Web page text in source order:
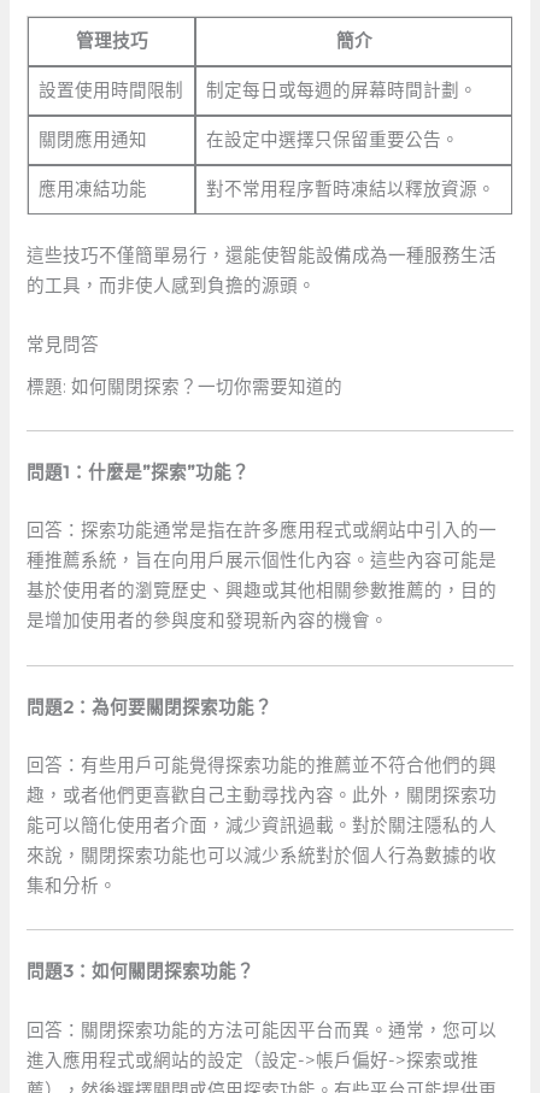
管理技巧 簡介
設置使用時間限制 制定每日或每週的屏幕時間計劃。
關閉應用通知 在設定中選擇只保留重要公告。
應用凍結功能 對不常用程序暫時凍結以釋放資源。
這些技巧不僅簡單易行，還能使智能設備成為一種服務生活
的工具，而非使人感到負擔的源頭。
常見問答
標題:⁢ 如何關閉探索？一切你需要知道的
問題1：什麼是”探索”功能？
回答：探索功能通常是指在許多應用程式或網站中引入的一
種推薦系統，旨在向用戶展示個性化內容。這些內容可能是
基於使用者的瀏覽歷史、興趣或其他相關參數推薦的，目的
是增加使用者的參與度和發現新內容的機會。
問題2：為何要關閉探索功能？
回答：有些用戶可能覺得探索功能的推薦並不符合他們的興
趣，或者他們更喜歡自己主動尋找內容。此外，關閉探索功
能可以簡化使用者介面，減少資訊過載。對於關注隱私的人
來說，關閉探索功能也可以減少系統對於個人行為數據的收
集和分析。
問題3：如何關閉探索功能？
回答：關閉探索功能的方法可能因平台而異。通常，您可以
進入應用程式或網站的設定（設定->帳戶偏好->探索或推